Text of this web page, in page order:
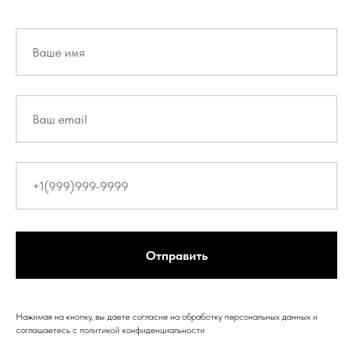
Отправить
Нажимая на кнопку, вы даете согласие на обработку персональных данных и
соглашаетесь c политикой конфиденциальности